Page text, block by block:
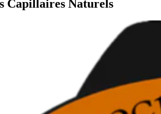
Capillaires Naturels